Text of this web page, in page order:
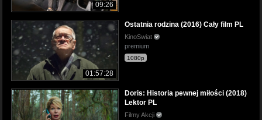
09:26
01:57:28
Ostatnia rodzina (2016) Cały film PL
KinoSwiat
premium
1080p
Doris: Historia pewnej miłości (2018)
Lektor PL
Filmy Akcji